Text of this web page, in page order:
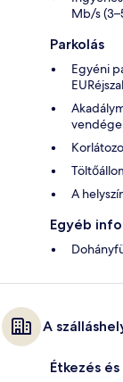
Mb/s
Parkolás
Egyéni
A
Egyéb
A
Étkezés